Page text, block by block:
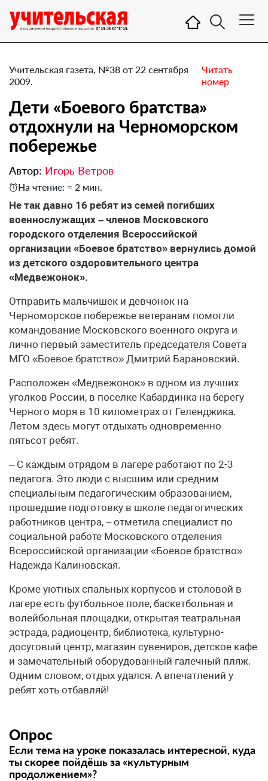
Учительская газета, №38 от 22 сентября
2009.
Читать
номер
Дети «Боевого братства»
отдохнули на Черноморском
побережье
Автор: Игорь Ветров
На чтение: ≈ 2 мин.
Не так давно 16 ребят из семей погибших
военнослужащих – членов Московского
городского отделения Всероссийской
организации «Боевое братство» вернулись домой
из детского оздоровительного центра
«Медвежонок».
Отправить мальчишек и девчонок на
Черноморское побережье ветеранам помогли
командование Московского военного округа и
лично первый заместитель председателя Совета
МГО «Боевое братство» Дмитрий Барановский.
Расположен «Медвежонок» в одном из лучших
уголков России, в поселке Кабардинка на берегу
Черного моря в 10 километрах от Геленджика.
Летом здесь могут отдыхать одновременно
пятьсот ребят.
– С каждым отрядом в лагере работают по 2-3
педагога. Это люди с высшим или средним
специальным педагогическим образованием,
прошедшие подготовку в школе педагогических
работников центра, – отметила специалист по
социальной работе Московского отделения
Всероссийской организации «Боевое братство»
Надежда Калиновская.
Кроме уютных спальных корпусов и столовой в
лагере есть футбольное поле, баскетбольная и
волейбольная площадки, открытая театральная
эстрада, радиоцентр, библиотека, культурно-
досуговый центр, магазин сувениров, детское кафе
и замечательный оборудованный галечный пляж.
Одним словом, отдых удался. А впечатлений у
ребят хоть отбавляй!
Опрос
Если тема на уроке показалась интересной, куда
ты скорее пойдёшь за «культурным
продолжением»?